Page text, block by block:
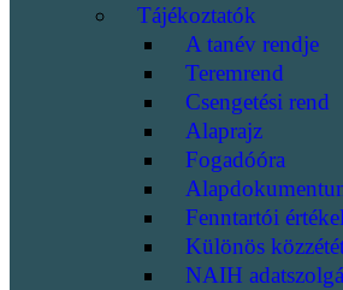
Tájékoztatók
A tanév rendje
Teremrend
Csengetési rend
Alaprajz
Fogadóóra
Fenntartói
Különös
NAIH